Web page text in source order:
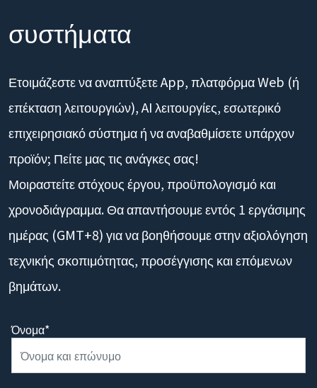
συστήματα
Ετοιμάζεστε να αναπτύξετε App, πλατφόρμα Web (ή
επέκταση λειτουργιών), AI λειτουργίες, εσωτερικό
επιχειρησιακό σύστημα ή να αναβαθμίσετε υπάρχον
προϊόν; Πείτε μας τις ανάγκες σας!
Μοιραστείτε στόχους έργου, προϋπολογισμό και
χρονοδιάγραμμα. Θα απαντήσουμε εντός 1 εργάσιμης
ημέρας (GMT+8) για να βοηθήσουμε στην αξιολόγηση
τεχνικής σκοπιμότητας, προσέγγισης και επόμενων
βημάτων.
Όνομα*